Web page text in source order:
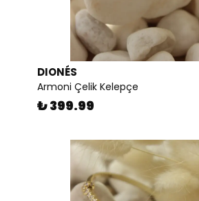
DIONÉS
Armoni Çelik Kelepçe
₺ 399.99